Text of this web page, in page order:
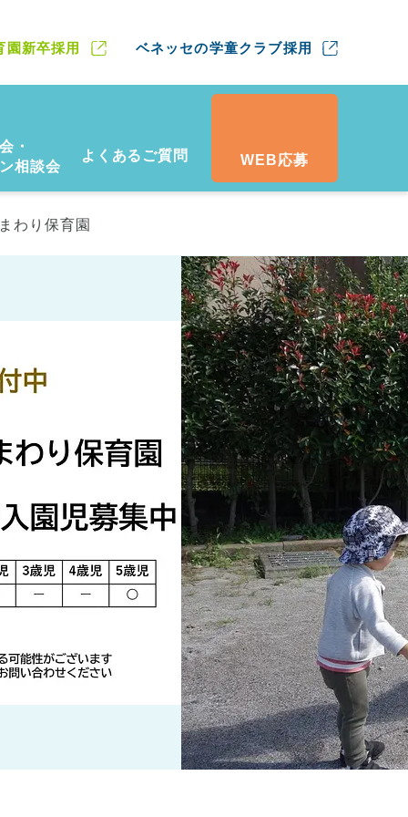
園新卒採用 ベネッセの学童クラブ採用
・
相談会
よくあるご質問 WEB応募
わり保育園